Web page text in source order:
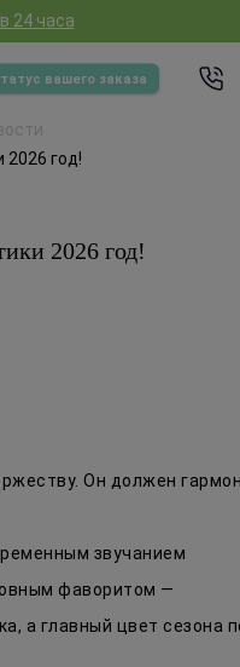
24 часа
вашего заказа
год!
2026 год!
Он должен
звучанием
фаворитом —
а главный цвет сезона